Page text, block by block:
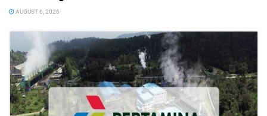
AUGUST 6, 2026